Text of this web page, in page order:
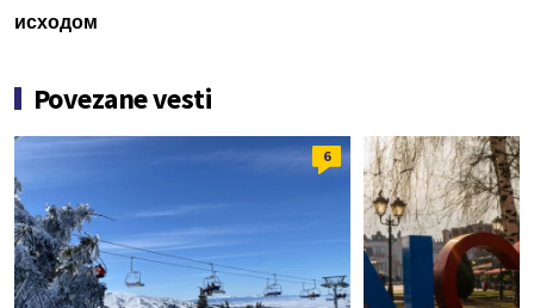
исходом
Povezane vesti
6